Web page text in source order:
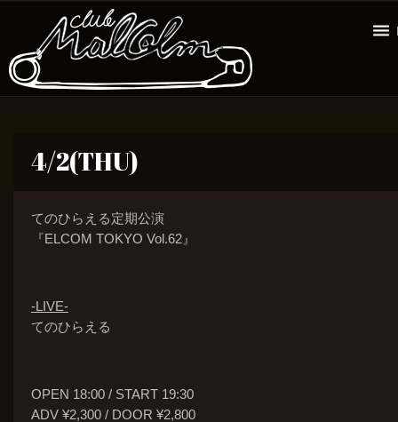
4/2(THU)
てのひらえる定期公演
『ELCOM TOKYO Vol.62』
-LIVE-
てのひらえる
OPEN 18:00 / START 19:30
ADV ¥2,300 / DOOR ¥2,800